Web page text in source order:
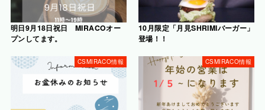
明日9月18日祝日 MIRACOオー
プンしてます。
10月限定「月見SHRIMIバーガー」
登場！！
CSMIRACO情報 CSMIRACO情報